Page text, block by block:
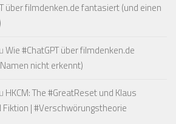
über filmdenken.de fantasiert (und einen
Wie #ChatGPT über filmdenken.de
nicht erkennt)
HKCM: The #GreatReset und Klaus
| #Verschwörungstheorie